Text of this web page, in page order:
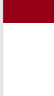
content